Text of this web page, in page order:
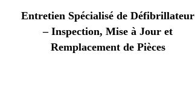
Entretien Spécialisé de Défibrillateur
– Inspection, Mise à Jour et
Remplacement de Pièces